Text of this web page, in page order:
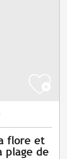
flore et
plage de